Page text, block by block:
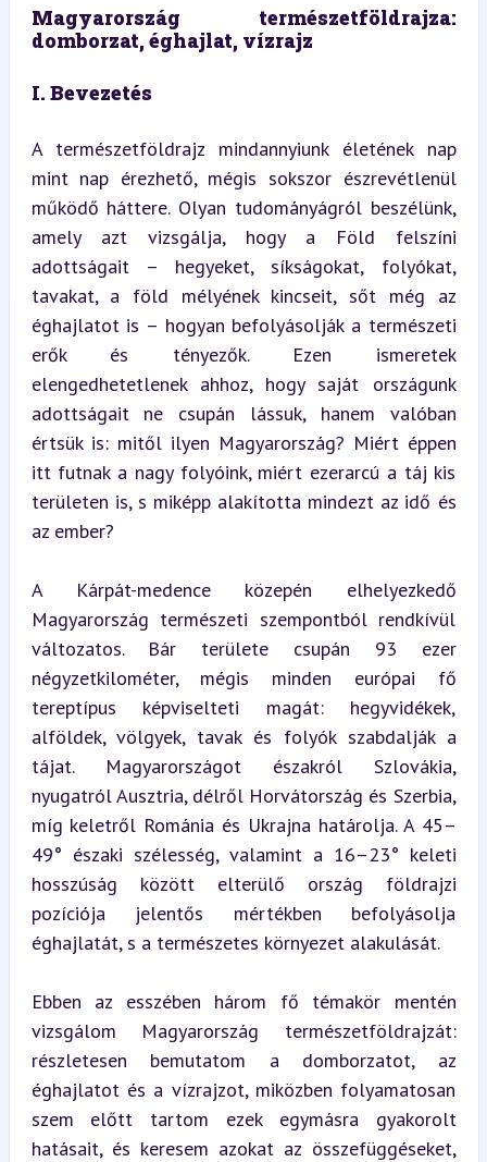
Magyarország természetföldrajza:
domborzat, éghajlat, vízrajz
I. Bevezetés
A természetföldrajz mindannyiunk életének nap
mint nap érezhető, mégis sokszor észrevétlenül
működő háttere. Olyan tudományágról beszélünk,
amely azt vizsgálja, hogy a Föld felszíni
adottságait – hegyeket, síkságokat, folyókat,
tavakat, a föld mélyének kincseit, sőt még az
éghajlatot is – hogyan befolyásolják a természeti
erők és tényezők. Ezen ismeretek
elengedhetetlenek ahhoz, hogy saját országunk
adottságait ne csupán lássuk, hanem valóban
értsük is: mitől ilyen Magyarország? Miért éppen
itt futnak a nagy folyóink, miért ezerarcú a táj kis
területen is, s miképp alakította mindezt az idő és
az ember?
A Kárpát-medence közepén elhelyezkedő
Magyarország természeti szempontból rendkívül
változatos. Bár területe csupán 93 ezer
négyzetkilométer, mégis minden európai fő
tereptípus képviselteti magát: hegyvidékek,
alföldek, völgyek, tavak és folyók szabdalják a
tájat. Magyarországot északról Szlovákia,
nyugatról Ausztria, délről Horvátország és Szerbia,
míg keletről Románia és Ukrajna határolja. A 45–
49° északi szélesség, valamint a 16–23° keleti
hosszúság között elterülő ország földrajzi
pozíciója jelentős mértékben befolyásolja
éghajlatát, s a természetes környezet alakulását.
Ebben az esszében három fő témakör mentén
vizsgálom Magyarország természetföldrajzát:
részletesen bemutatom a domborzatot, az
éghajlatot és a vízrajzot, miközben folyamatosan
szem előtt tartom ezek egymásra gyakorolt
hatásait, és keresem azokat az összefüggéseket,